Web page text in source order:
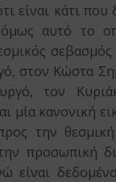
είναι κάτι που
αυτό το
στον Κώστα
τον
μία κανονική
την
προσωπική
είναι